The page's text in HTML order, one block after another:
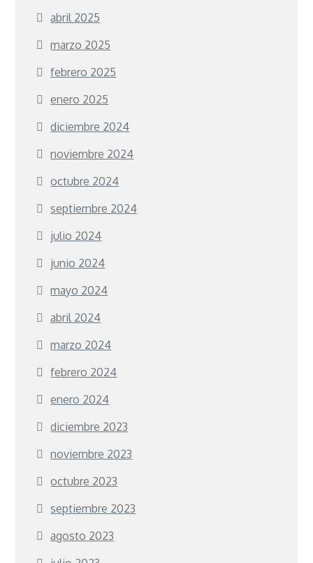
abril 2025
marzo 2025
febrero 2025
enero 2025
diciembre 2024
noviembre 2024
octubre 2024
septiembre 2024
julio 2024
junio 2024
mayo 2024
abril 2024
marzo 2024
febrero 2024
enero 2024
diciembre 2023
noviembre 2023
octubre 2023
septiembre 2023
agosto 2023